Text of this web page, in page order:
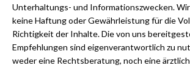
Unterhaltungs- und Informationszwecken.
keine Haftung oder Gewährleistung für die
Richtigkeit der Inhalte. Die von uns
Empfehlungen sind eigenverantwortlich zu
weder eine Rechtsberatung, noch eine